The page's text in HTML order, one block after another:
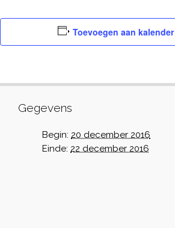
Toevoegen aan kalender
Gegevens
Begin: 20 december 2016
Einde: 22 december 2016